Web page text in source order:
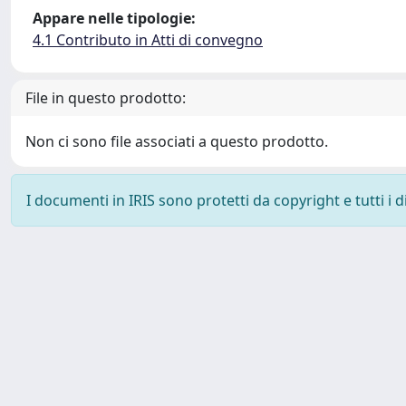
Appare nelle tipologie:
4.1 Contributo in Atti di convegno
File in questo prodotto:
Non ci sono file associati a questo prodotto.
I documenti in IRIS sono protetti da copyright e tutti i